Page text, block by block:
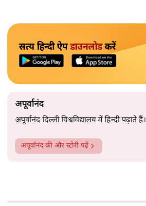
सत्य हिन्दी ऐपडाउनलोडकरें
अपूर्वानंद
अपूर्वानंद दिल्ली विश्वविद्यालय में हिन्दी पढ़ाते हैं।
अपूर्वानंदकी और स्टोरी पढ़ें